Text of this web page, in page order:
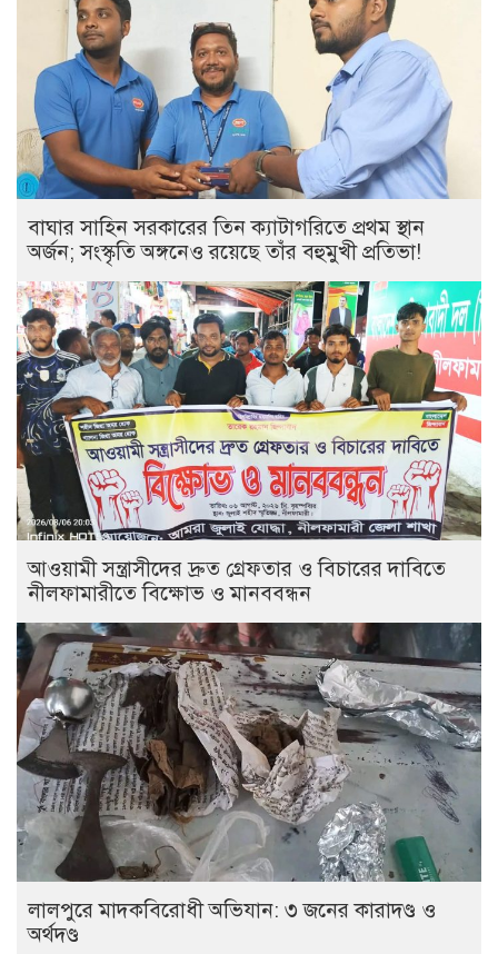
বাঘার সাহিন সরকারের তিন ক্যাটাগরিতে প্রথম স্থান
অর্জন; সংস্কৃতি অঙ্গনেও রয়েছে তাঁর বহুমুখী প্রতিভা!
আওয়ামী সন্ত্রাসীদের দ্রুত গ্রেফতার ও বিচারের দাবিতে
নীলফামারীতে বিক্ষোভ ও মানববন্ধন
লালপুরে মাদকবিরোধী অভিযান: ৩ জনের কারাদণ্ড ও
অর্থদণ্ড